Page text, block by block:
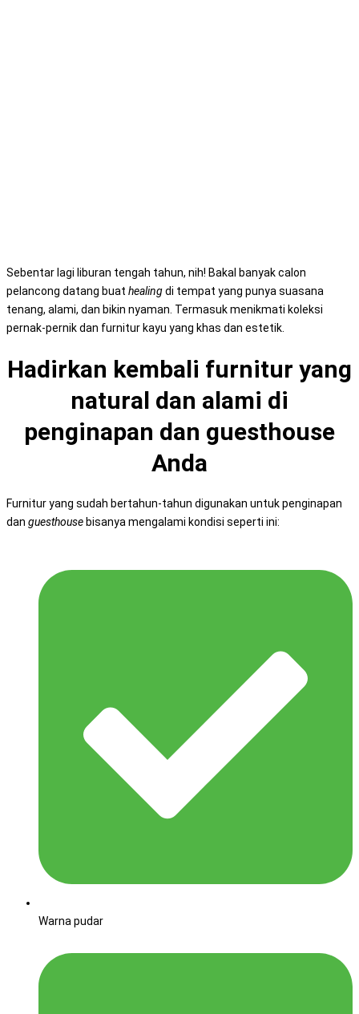
Sebentar lagi liburan tengah tahun, nih! Bakal banyak calon
pelancong datang buat healingdi tempat yang punya suasana
tenang, alami, dan bikin nyaman. Termasuk menikmati koleksi
pernak-pernik dan furnitur kayu yang khas dan estetik.
Hadirkan kembali furnitur yang
natural dan alami di
penginapan dan guesthouse
Anda
Furnitur yang sudah bertahun-tahun digunakan untuk penginapan
dan guesthouse bisanya mengalami kondisi seperti ini:
Warna pudar